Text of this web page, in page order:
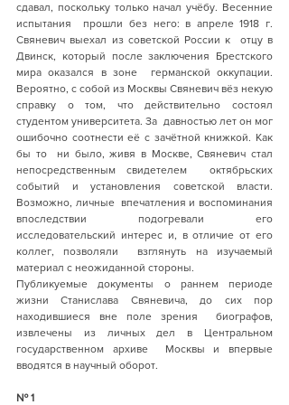
сдавал, поскольку только начал учёбу. Весенние
испытания  прошли без него: в апреле 1918 г.
Свяневич выехал из советской России к  отцу в
Двинск, который после заключения Брестского
мира оказался в зоне  германской оккупации.
Вероятно, с собой из Москвы Свяневич вёз некую
справку о том, что действительно состоял
студентом университета. За  давностью лет он мог
ошибочно соотнести её с зачётной книжкой. Как
бы то  ни было, живя в Москве, Свяневич стал
непосредственным свидетелем  октябрьских
событий и установления советской власти.
Возможно, личные  впечатления и воспоминания
впоследствии подогревали его
исследовательский интерес и, в отличие от его
коллег, позволяли  взглянуть на изучаемый
материал с неожиданной стороны.
Публикуемые документы о раннем периоде
жизни Станислава Свяневича, до сих пор
находившиеся вне поле зрения  биографов,
извлечены из личных дел в Центральном
государственном архиве  Москвы и впервые
вводятся в научный оборот.
№ 1